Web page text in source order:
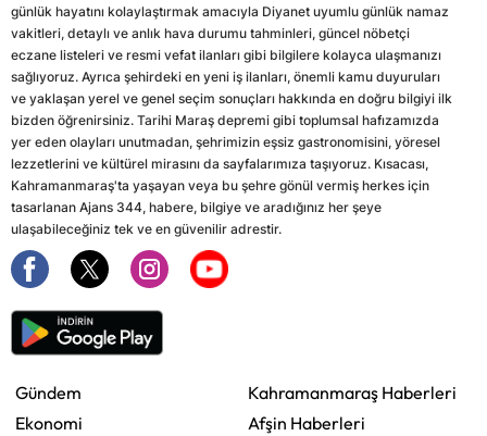
günlük hayatını kolaylaştırmak amacıyla Diyanet uyumlu günlük namaz
vakitleri, detaylı ve anlık hava durumu tahminleri, güncel nöbetçi
eczane listeleri ve resmi vefat ilanları gibi bilgilere kolayca ulaşmanızı
sağlıyoruz. Ayrıca şehirdeki en yeni iş ilanları, önemli kamu duyuruları
ve yaklaşan yerel ve genel seçim sonuçları hakkında en doğru bilgiyi ilk
bizden öğrenirsiniz. Tarihi Maraş depremi gibi toplumsal hafızamızda
yer eden olayları unutmadan, şehrimizin eşsiz gastronomisini, yöresel
lezzetlerini ve kültürel mirasını da sayfalarımıza taşıyoruz. Kısacası,
Kahramanmaraş'ta yaşayan veya bu şehre gönül vermiş herkes için
tasarlanan Ajans 344, habere, bilgiye ve aradığınız her şeye
ulaşabileceğiniz tek ve en güvenilir adrestir.
Gündem
Ekonomi
Kahramanmaraş Haberleri
Afşin Haberleri